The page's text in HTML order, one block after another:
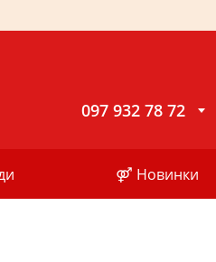
097 932 78 72
⚤ Новинки